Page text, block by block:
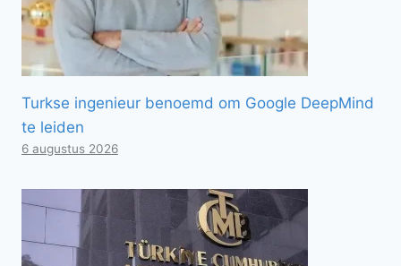
Turkse ingenieur benoemd om Google DeepMind
te leiden
6 augustus 2026